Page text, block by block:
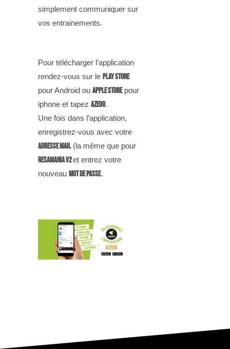
simplement communiquer sur
vos entrainements.
Pour télécharger l’application
rendez-vous sur le Play Store
pour Android ou Apple Storepour
iphone et tapez AZEOO.
Une fois dans l’application,
enregistrez-vous avec votre
adresse mail(la même que pour
Resamania v2et entrez votre
nouveau mot de passe.